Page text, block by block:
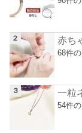
赤ち
68件
一粒
54件